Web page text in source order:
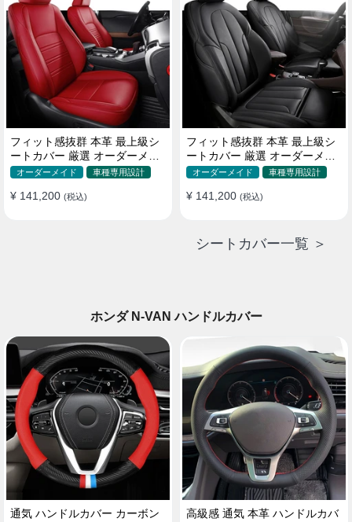
フィット感抜群 本革 最上級シ
ートカバー 厳選 オーダーメイ
ド 防水 雰囲気 全席セット
オーダーメイド 車種専用設計
¥ 141,200 (税込)
フィット感抜群 本革 最上級シ
ートカバー 厳選 オーダーメイ
ド 防水 雰囲気 全席セット
オーダーメイド 車種専用設計
¥ 141,200 (税込)
シートカバー一覧 ＞
ホンダ N-VAN ハンドルカバー
通気 ハンドルカバー カーボン
高級感 通気 本革 ハンドルカバ